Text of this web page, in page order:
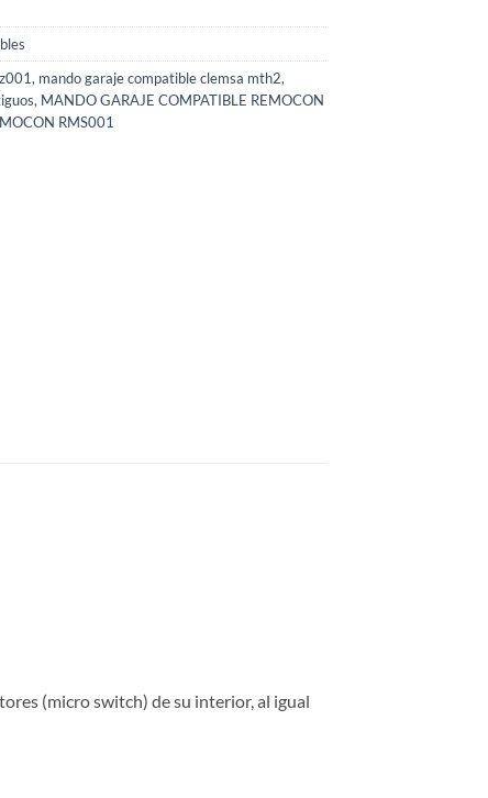
, mando garaje compatible clemsa mth2,
, MANDO GARAJE COMPATIBLE REMOCON
RMS001
(micro switch) de su interior, al igual